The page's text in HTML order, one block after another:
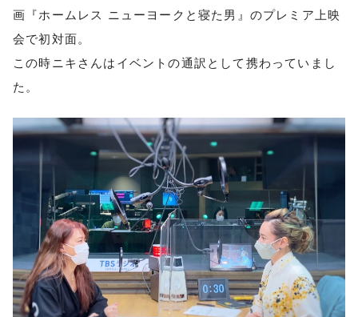
画『ホームレス ニューヨークと寝た男』のプレミア上映
会で初対面。
この時ニキさんはイベントの通訳として携わっていまし
た。